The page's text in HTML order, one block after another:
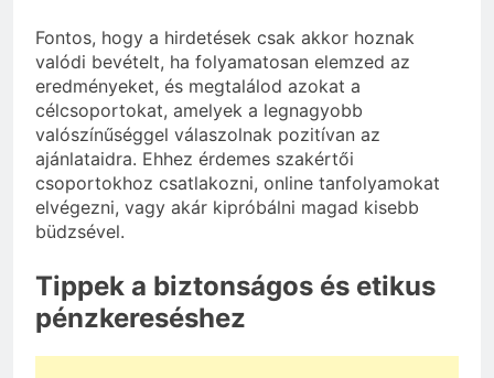
Fontos, hogy a hirdetések csak akkor hoznak
valódi bevételt, ha folyamatosan elemzed az
eredményeket, és megtalálod azokat a
célcsoportokat, amelyek a legnagyobb
valószínűséggel válaszolnak pozitívan az
ajánlataidra. Ehhez érdemes szakértői
csoportokhoz csatlakozni, online tanfolyamokat
elvégezni, vagy akár kipróbálni magad kisebb
büdzsével.
Tippek a biztonságos és etikus
pénzkereséshez